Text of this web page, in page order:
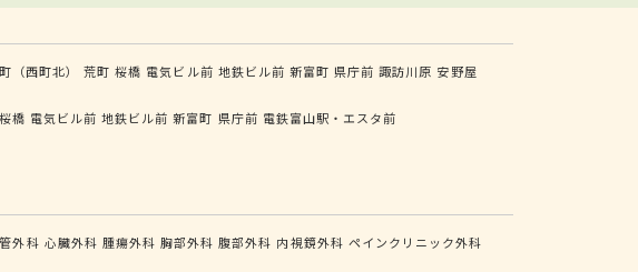
（西町北） 荒町 桜橋 電気ビル前 地鉄ビル前 新富町 県庁前 諏訪川原 安野屋
桜橋 電気ビル前 地鉄ビル前 新富町 県庁前 電鉄富山駅・エスタ前
外科 心臓外科 腫瘍外科 胸部外科 腹部外科 内視鏡外科 ペインクリニック外科